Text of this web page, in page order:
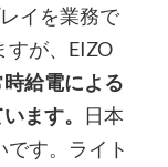
イを業務で
すが、EIZO
時給電による
ます。 日本
す。ライト